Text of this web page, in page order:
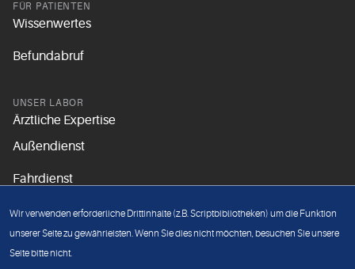
FÜR PATIENTEN
Wissenwertes
Befundabruf
UNSER LABOR
Ärztliche Expertise
Außendienst
Fahrdienst
Unsere Grundsätze
Wir verwenden erforderliche Drittinhalte (z.B. Scriptbibliotheken) um die Funktion
unserer Seite zu gewährleisten. Wenn Sie dies nicht möchten, besuchen Sie unsere
Seite bitte nicht.